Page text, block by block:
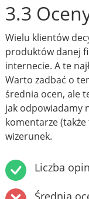
3.3
Wielu klientów
produktów danej
internecie. A te
Warto zadbać o
średnia ocen, ale
jak odpowiadamy
komentarze
wizerunek.
Liczba